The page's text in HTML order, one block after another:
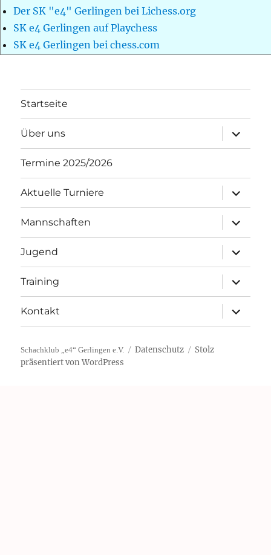
Der SK "e4" Gerlingen bei Lichess.org
SK e4 Gerlingen auf Playchess
SK e4 Gerlingen bei chess.com
Startseite
Über uns
öffnen
Termine 2025/2026
Aktuelle Turniere
öffnen
Mannschaften
öffnen
Jugend
öffnen
Training
öffnen
Kontakt
öffnen
Schachklub „e4“ Gerlingen e.V. Datenschutz
Stolz
präsentiert von WordPress